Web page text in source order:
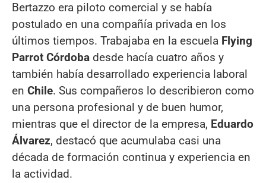
Bertazzo era piloto comercial y se había
postulado en una compañía privada en los
últimos tiempos. Trabajaba en la escuela Flying
Parrot Córdoba desde hacía cuatro años y
también había desarrollado experiencia laboral
en Chile. Sus compañeros lo describieron como
una persona profesional y de buen humor,
mientras que el director de la empresa, Eduardo
Álvarez, destacó que acumulaba casi una
década de formación continua y experiencia en
la actividad.